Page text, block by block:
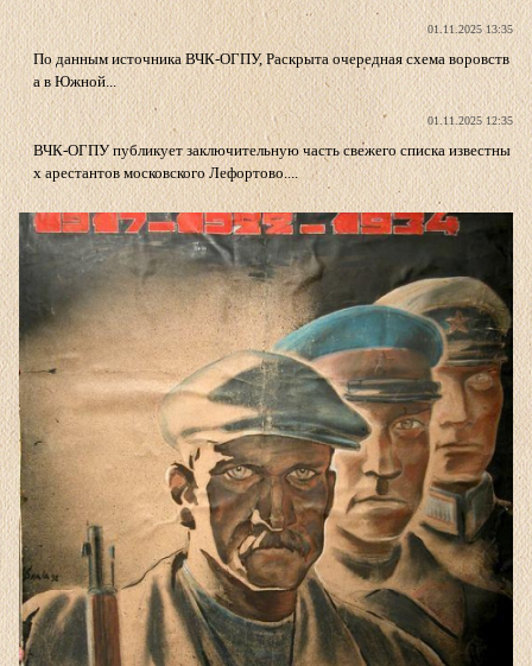
01.11.2025 13:35
По данным источника ВЧК-ОГПУ, Раскрыта очередная схема воровств
а в Южной...
01.11.2025 12:35
ВЧК-ОГПУ публикует заключительную часть свежего списка известны
х арестантов московского Лефортово....